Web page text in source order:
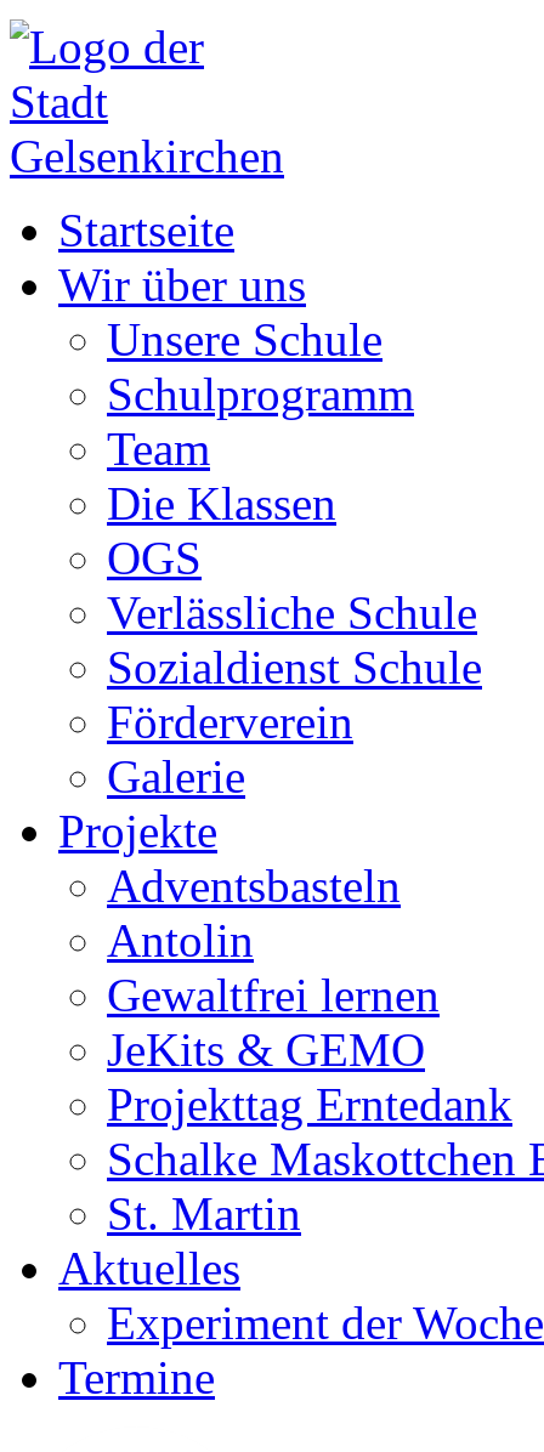
Startseite
Wir über uns
Unsere Schule
Schulprogramm
Team
Die Klassen
OGS
Verlässliche Schule
Sozialdienst Schule
Förderverein
Galerie
Projekte
Adventsbasteln
Antolin
Gewaltfrei lernen
JeKits & GEMO
Projekttag Erntedank
Schalke Maskottchen
St. Martin
Aktuelles
Experiment der Woche
Termine